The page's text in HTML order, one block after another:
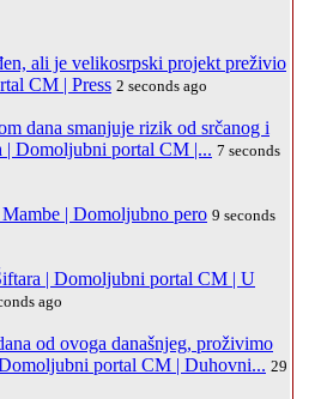
ali je velikosrpski projekt preživio
CM | Press 2 seconds ago
dana smanjuje rizik od srčanog i
| Domoljubni portal CM |... 7 seconds
| Domoljubno pero 9 seconds
| Domoljubni portal CM | U
ago
od ovoga današnjeg, proživimo
portal CM | Duhovni... 29